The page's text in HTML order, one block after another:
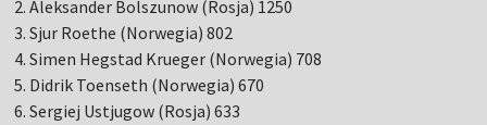
2. Aleksander Bolszunow (Rosja) 1250
3. Sjur Roethe (Norwegia) 802
4. Simen Hegstad Krueger (Norwegia) 708
5. Didrik Toenseth (Norwegia) 670
6. Sergiej Ustjugow (Rosja) 633